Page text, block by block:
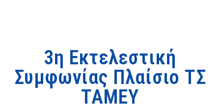
3η Εκτελεστική
Συμφωνίας Πλαίσιο ΤΣ
ΤΑΜΕΥ